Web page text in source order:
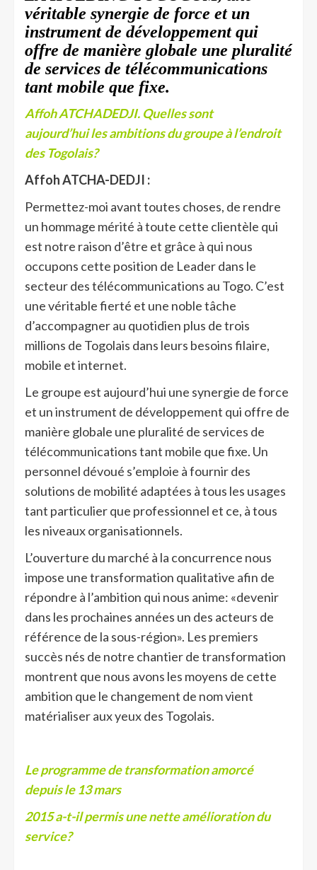
véritable synergie de force et un
instrument de développement qui
offre de manière globale une pluralité
de services de télécommunications
tant mobile que fixe.
Affoh ATCHADEDJI. Quelles sont
aujourd’hui les ambitions du groupe à l’endroit
des Togolais?
Affoh ATCHA-DEDJI :
Permettez-moi avant toutes choses, de rendre
un hommage mérité à toute cette clientèle qui
est notre raison d’être et grâce à qui nous
occupons cette position de Leader dans le
secteur des télécommunications au Togo. C’est
une véritable fierté et une noble tâche
d’accompagner au quotidien plus de trois
millions de Togolais dans leurs besoins filaire,
mobile et internet.
Le groupe est aujourd’hui une synergie de force
et un instrument de développement qui offre de
manière globale une pluralité de services de
télécommunications tant mobile que fixe. Un
personnel dévoué s’emploie à fournir des
solutions de mobilité adaptées à tous les usages
tant particulier que professionnel et ce, à tous
les niveaux organisationnels.
L’ouverture du marché à la concurrence nous
impose une transformation qualitative afin de
répondre à l’ambition qui nous anime: «devenir
dans les prochaines années un des acteurs de
référence de la sous-région». Les premiers
succès nés de notre chantier de transformation
montrent que nous avons les moyens de cette
ambition que le changement de nom vient
matérialiser aux yeux des Togolais.
Le programme de transformation amorcé
depuis le 13 mars
2015 a-t-il permis une nette amélioration du
service?